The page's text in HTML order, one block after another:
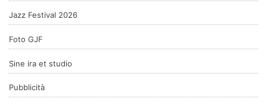
Jazz Festival 2026
Foto GJF
Sine ira et studio
Pubblicità